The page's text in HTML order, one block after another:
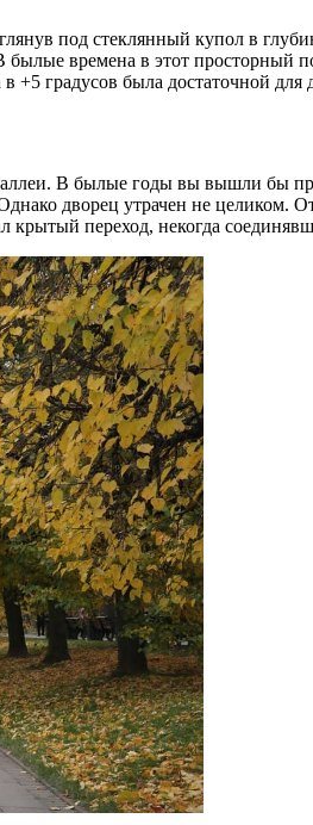
под стеклянный купол в
времена в этот просторный
градусов была достаточной для
В былые годы вы вышли бы
дворец утрачен не целиком.
крытый переход, некогда